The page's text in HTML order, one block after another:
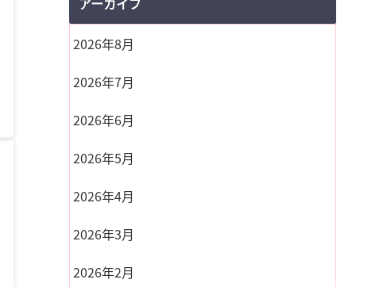
2026年8月
2026年7月
2026年6月
2026年5月
2026年4月
2026年3月
2026年2月